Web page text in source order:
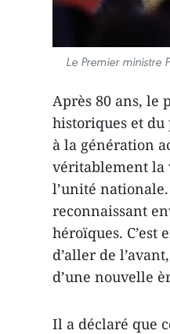
Le Premier ministre
Après 80 ans, le
historiques et du
à la génération
véritablement la
l’unité nationale.
reconnaissant
héroïques.
d’aller de
d’une nouvelle
Il a déclaré que